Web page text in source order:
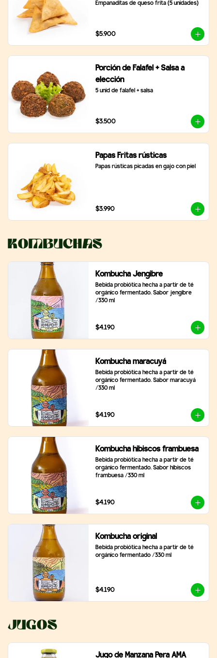
Empanaditas de queso frita (5 unidades)
$5.900
Porción de Falafel + Salsa a
elección
5 unid de falafel + salsa
$3.500
Papas Fritas rústicas
Papas rústicas picadas en gajo con piel
$3.990
Kombuchas
Kombucha Jengibre
Bebida probiótica hecha a partir de té
orgánico fermentado. Sabor jengibre
/330 ml
$4.190
Kombucha maracuyá
Bebida probiótica hecha a partir de té
orgánico fermentado. Sabor maracuyá
/330 ml
$4.190
Kombucha hibiscos frambuesa
Bebida probiótica hecha a partir de té
orgánico fermentado. Sabor hibiscos
frambuesa /330 ml
$4.190
Kombucha original
Bebida probiótica hecha a partir de té
orgánico fermentado /330 ml
$4.190
Jugos
Jugo de Manzana Pera AMA